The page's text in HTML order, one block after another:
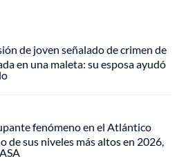
de joven señalado de crimen de
en una maleta: su esposa ayudó
fenómeno en el Atlántico
de sus niveles más altos en 2026,